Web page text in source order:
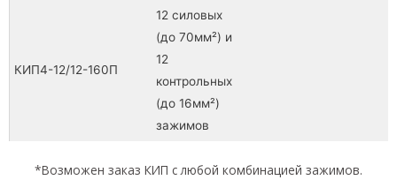
КИП4-12/12-160П
12 силовых
(до 70мм²) и
12
контрольных
(до 16мм²)
зажимов
*Возможен заказ КИП с любой комбинацией зажимов.